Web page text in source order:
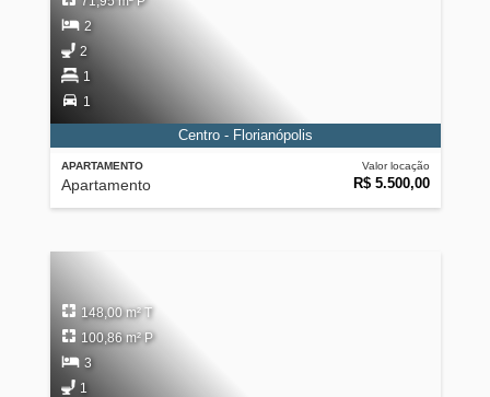
APARTAMENTO
Apartamento
Valor locação
R$ 5.500,00
2
2
1
1
Centro - Florianópolis
148,00 m² T
100,86 m² P
3
1